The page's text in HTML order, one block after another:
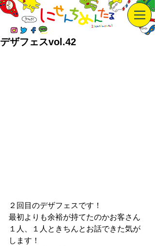
デザフェスvol.42
２回目のデザフェスです！
最初よりも余裕が持てたのかお客さん
１人、１人ときちんとお話できた気が
します！